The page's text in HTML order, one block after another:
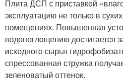
Плита ДСП с приставкой
эксплуатацию не только в
помещениях. Повышенная
водопоглощению достигается
исходного сырья
спрессованная стружка
зеленоватый оттенок.